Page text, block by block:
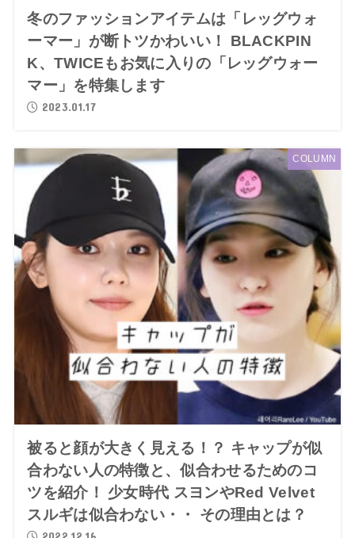
冬のファッションアイテムは「レッグウォ
ーマー」が断トツかわいい！ BLACKPIN
K、TWICEもお気に入りの「レッグウォー
マー」を特集します
2023.01.17
COLUMN
被ると顔が大きく見える！？ キャップが似
合わない人の特徴と、似合わせるためのコ
ツを紹介！ 少女時代 スヨンやRed Velvet
スルギは似合わない・・ その理由とは？